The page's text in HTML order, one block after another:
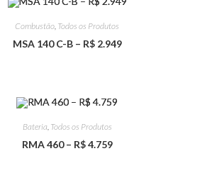
Combustão, Todos os Produtos
MSA 140 C-B – R$ 2.949
Bateria, Todos os Produtos
RMA 460 – R$ 4.759